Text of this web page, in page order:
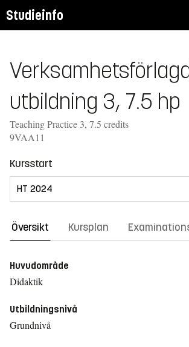
Studieinfo
utbildning 3, 7.5 hp
Teaching Practice 3, 7.5 credits
9VAA11
Kursstart
Översikt Kursplan
Huvudområde
Didaktik
Utbildningsnivå
Grundnivå